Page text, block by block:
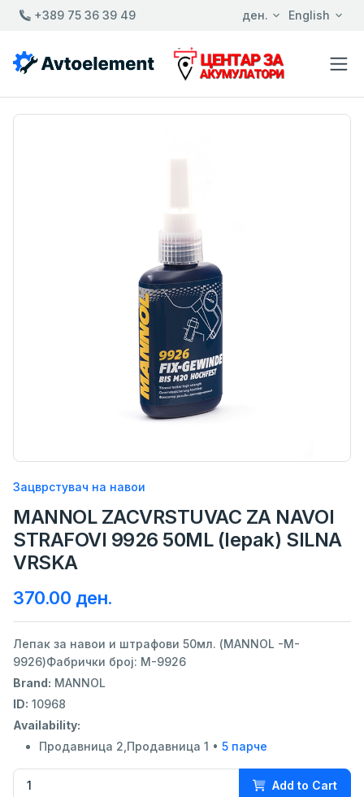
+389 75 36 39 49 ден. English
Зацврстувач на навои
MANNOL ZACVRSTUVAC ZA NAVOI
STRAFOVI 9926 50ML (lepak) SILNA
VRSKA
370.00 ден.
Лепак за навои и штрафови 50мл. (MANNOL -M-
9926)Фабрички број: M-9926
Brand: MANNOL
ID: 10968
Availability:
Продавница 2,Продавница 1 • 5 парче
Add to Cart